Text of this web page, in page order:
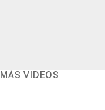
MÁS VIDEOS